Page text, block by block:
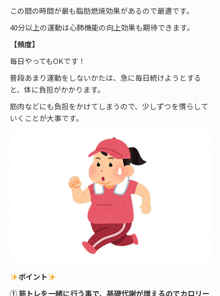
この間の時間が最も脂肪燃焼効果があるので最適です。
40分以上の運動は心肺機能の向上効果も期待できます。
【頻度】
毎日やってもOKです！
普段あまり運動をしないかたは、急に毎日続けようとする
と、体に負担がかかります。
筋肉などにも負担をかけてしまうので、少しずつを慣らして
いくことが大事です。
ポイント
① 筋トレを一緒に行う事で、基礎代謝が増えるのでカロリー